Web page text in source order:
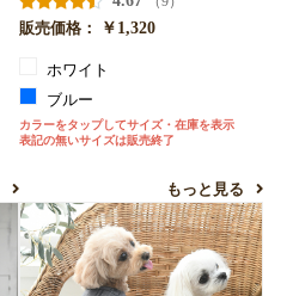
販売価格：
￥1,320
ホワイト
ブルー
カラーをタップしてサイズ・在庫を表示
表記の無いサイズは販売終了
もっと見る